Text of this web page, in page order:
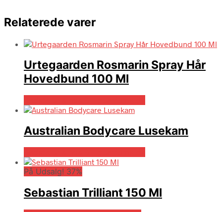
Relaterede varer
Urtegaarden Rosmarin Spray Hår
Hovedbund 100 Ml
Australian Bodycare Lusekam
På Udsalg! 37%
Sebastian Trilliant 150 Ml